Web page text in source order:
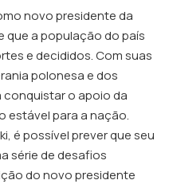
novo presidente da
que a população do país
e decididos. Com suas
polonesa e dos
o apoio da
estável para a nação.
é possível prever que seu
série de desafios
do novo presidente